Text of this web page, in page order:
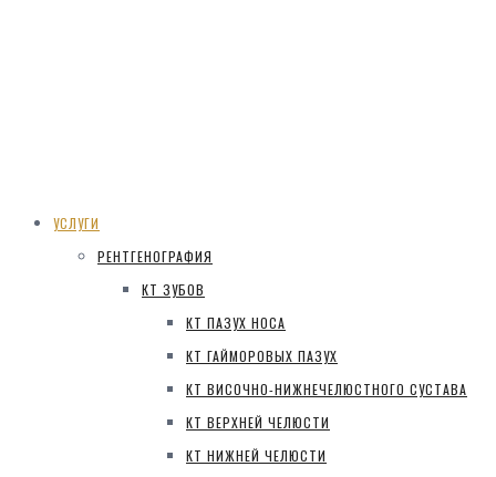
УСЛУГИ
РЕНТГЕНОГРАФИЯ
КТ ЗУБОВ
КТ ПАЗУХ НОСА
КТ ГАЙМОРОВЫХ ПАЗУХ
КТ ВИСОЧНО-НИЖНЕЧЕЛЮСТНОГО СУСТАВА
КТ ВЕРХНЕЙ ЧЕЛЮСТИ
КТ НИЖНЕЙ ЧЕЛЮСТИ